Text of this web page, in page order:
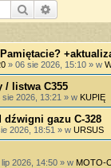
Szukaj
» 06 sie 2026, 15:10 » w
/ listwa C355
sie 2026, 13:21 » w KUPIĘ
dźwigni gazu C-328
2026, 18:51 » w URSUS
lip 2026, 14:50 » w MOTO-